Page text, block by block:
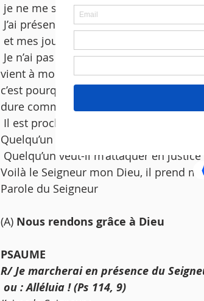
je ne me suis pas dérobé.
J’ai présenté mon dos à ceux qui me
et mes joues à ceux qui m’arrachaient
vient à mon secours ;
c’est pourquoi je ne suis pas atteint
dure comme pierre : je sais que je ne
Il est proche, Celui qui me justifie.
Quelqu’un veut-il plaider contre moi ?
Quelqu’un veut-il m’attaquer en justice
Voilà le Seigneur mon Dieu, il prend
Parole du Seigneur
(A) Nous rendons grâce à Dieu
PSAUME
R/ Je marcherai en présence du
ou : Alléluia ! (Ps 114, 9)